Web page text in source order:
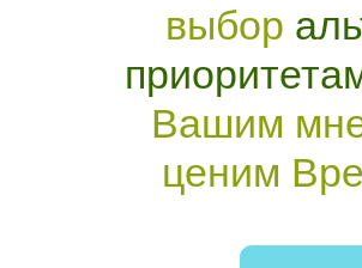
выбор
Вашим
ценим